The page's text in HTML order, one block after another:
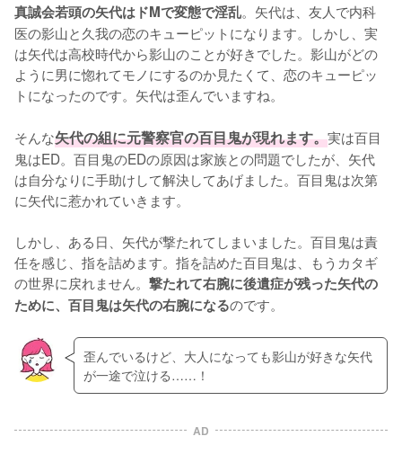
真誠会若頭の矢代はドMで変態で淫乱。矢代は、友人で内科
医の影山と久我の恋のキューピットになります。しかし、実
は矢代は高校時代から影山のことが好きでした。影山がどの
ように男に惚れてモノにするのか見たくて、恋のキューピッ
トになったのです。矢代は歪んでいますね。
そんな矢代の組に元警察官の百目鬼が現れます。実は百目
鬼はED。百目鬼のEDの原因は家族との問題でしたが、矢代
は自分なりに手助けして解決してあげました。百目鬼は次第
に矢代に惹かれていきます。
しかし、ある日、矢代が撃たれてしまいました。百目鬼は責
任を感じ、指を詰めます。指を詰めた百目鬼は、もうカタギ
の世界に戻れません。 撃たれて右腕に後遺症が残った矢代の
ために、百目鬼は矢代の右腕になるのです。
歪んでいるけど、大人になっても影山が好きな矢代
が一途で泣ける……！
AD